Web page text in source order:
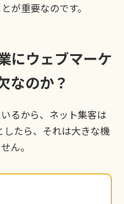
が重要なのです。
にウェブマーケ
なのか？
るから、ネット集客は
たら、それは大きな機
ん。